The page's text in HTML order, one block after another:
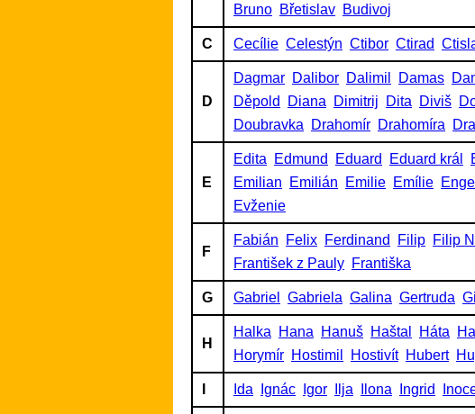
Bruno Břetislav Budivoj
C Cecílie Celestýn Ctibor Ctirad
D
Dagmar Dalibor Dalimil Damas
Děpold
Diana Dimitrij Dita Diviš
Doubravka
Drahomír Drahomíra
E
Edita Edmund Eduard Eduard král
Emilian
Emilián Emilie Emílie
Evženie
F
Fabián Felix Ferdinand Filip Filip
František z Pauly Františka
G Gabriel Gabriela Galina Gertruda
H
Halka Hana Hanuš Haštal Háta
Horymír Hostimil Hostivít Hubert
Ida Ignác Igor Ilja Ilona Ingrid